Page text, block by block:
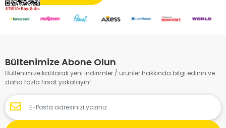
Bültenimize Abone Olun
Bültenimize katılarak yeni indirimler / ürünler hakkında bilgi edinin ve
daha fazla fırsat yakalayın!